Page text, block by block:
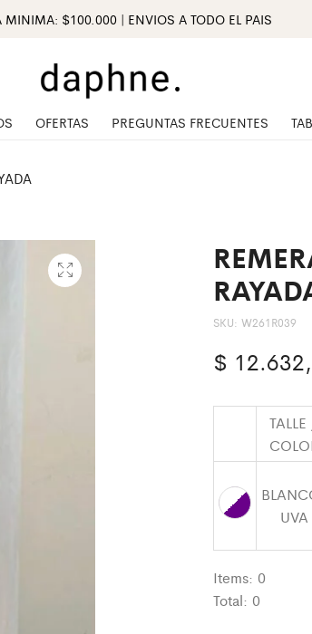
MINIMA: $100.000 | ENVIOS A TODO EL PAIS
OFERTAS PREGUNTAS FRECUENTES
SKU: W261R039
$
UVA
Items: 0
Total: 0